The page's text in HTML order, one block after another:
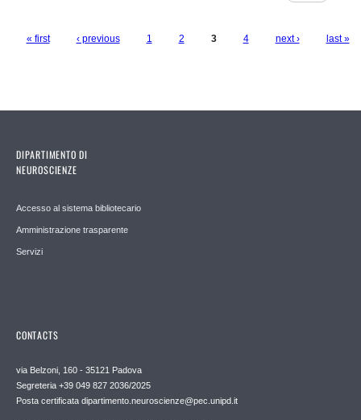
« first ‹ previous 1 2 3 4 next › last »
DIPARTIMENTO DI
NEUROSCIENZE
Accesso al sistema bibliotecario
Amministrazione trasparente
Servizi
CONTACTS
via Belzoni, 160 - 35121 Padova
Segreteria +39 049 827 2036/2025
Posta certificata dipartimento.neuroscienze@pec.unipd.it